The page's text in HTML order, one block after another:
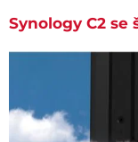
Synology C2 se